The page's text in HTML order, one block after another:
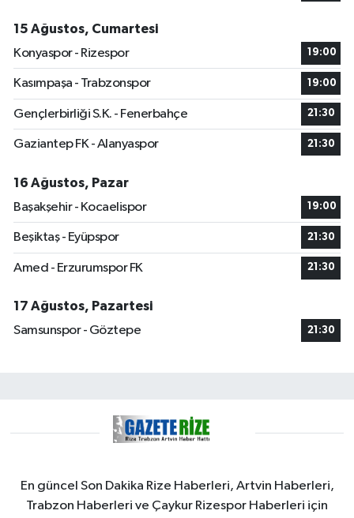
15 Ağustos, Cumartesi
Konyaspor - Rizespor
19:00
Kasımpaşa - Trabzonspor 19:00
Gençlerbirliği S.K. - Fenerbahçe 21:30
Gaziantep FK - Alanyaspor 21:30
16 Ağustos, Pazar
Başakşehir - Kocaelispor
19:00
Beşiktaş - Eyüpspor 21:30
Amed - Erzurumspor FK 21:30
17 Ağustos, Pazartesi
Samsunspor - Göztepe
21:30
En güncel Son Dakika Rize Haberleri, Artvin Haberleri,
Trabzon Haberleri ve Çaykur Rizespor Haberleri için